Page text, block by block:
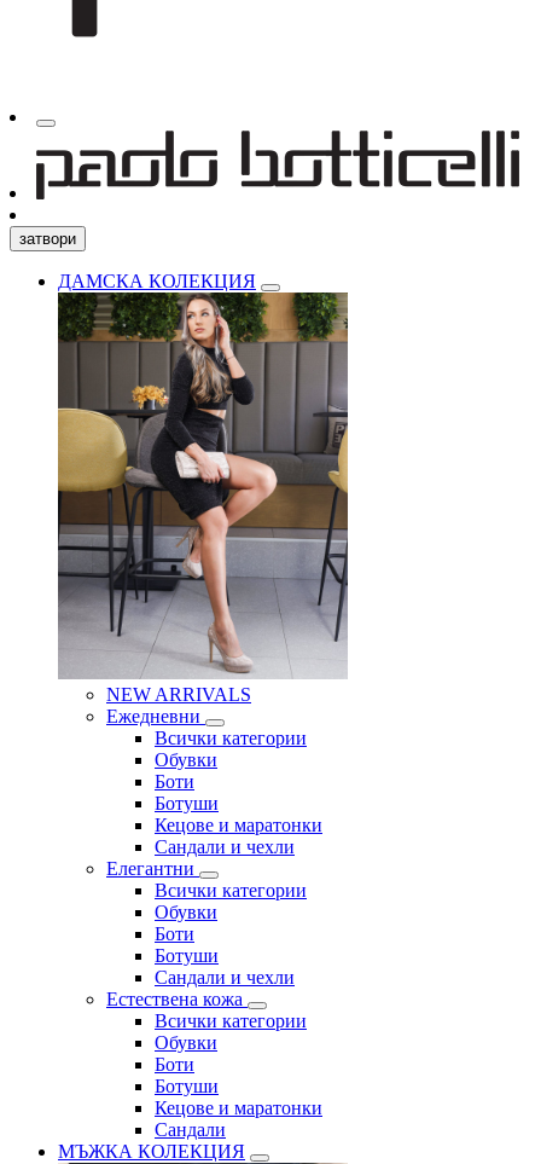
затвори
ДАМСКА КОЛЕКЦИЯ
NEW ARRIVALS
Ежедневни
Всички категории
Обувки
Боти
Ботуши
Кецове и маратонки
Сандали и чехли
Елегантни
Всички категории
Обувки
Боти
Ботуши
Сандали и чехли
Естествена кожа
Всички категории
Обувки
Боти
Ботуши
Кецове и маратонки
Сандали
МЪЖКА КОЛЕКЦИЯ